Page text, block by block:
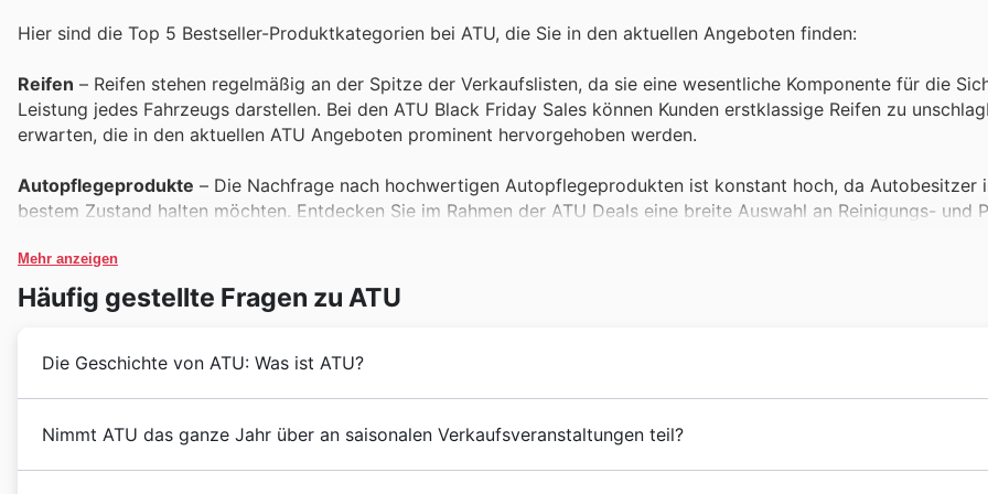
Hier sind die Top 5 Bestseller-Produktkategorien bei ATU, die Sie in den aktuellen Angeboten finden:
Reifen – Reifen stehen regelmäßig an der Spitze der Verkaufslisten, da sie eine wesentliche Komponente für die
Leistung jedes Fahrzeugs darstellen. Bei den ATU Black Friday Sales können Kunden erstklassige Reifen zu
erwarten, die in den aktuellen ATU Angeboten prominent hervorgehoben werden.
Autopflegeprodukte – Die Nachfrage nach hochwertigen Autopflegeprodukten ist konstant hoch, da Autobesitzer
bestem Zustand halten möchten. Entdecken Sie im Rahmen der ATU Deals eine breite Auswahl an Reinigungs- und
Ersatzteile (z.B. Bremsen, Filter)– Funktionalität und Zuverlässigkeit sind entscheidend, weshalb Ersatzteile stets
gefragtesten Artikeln zählen. Während der ATU Black Friday Sales können Sie von besonderen Rabatten auf
zu reduzierten Preisen, wie in den ATU Deals zu sehen.
Mehr anzeigen
Häufig gestellte Fragen zu ATU
Die Geschichte von ATU: Was ist ATU?
Anfang nahm. Seitdem haben sie sich kontinuierlich weiterentwickelt und ihr Angebot an Kfz-Teilen und
stetig ausgebaut. Ihre Expertise im Bereich Autoersatzteile und Zubehör hat ATU zu einem vertrauenswürdigen
Nimmt ATU das ganze Jahr über an saisonalen Verkaufsveranstaltungen teil?